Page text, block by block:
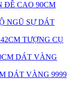
ĐỀ CAO 90CM
NGŨ SỰ DÁT
TƯỢNG CỤ
DÁT VÀNG 9999